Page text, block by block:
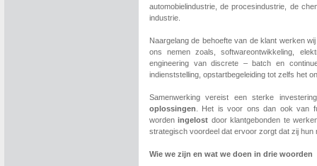
automobielindustrie,
de procesindustrie, de
industrie.
Naargelang de behoefte van de klant werken
ons nemen zoals, softwareontwikkeling,
engineering van discrete – batch en
indienststelling, opstartbegeleiding tot zelfs het
Samenwerking vereist een sterke
oplossingen . Het is voor ons dan ook van
wordeningelost door klantgebonden te
strategisch voordeel dat ervoor zorgt dat zij
Wie we zijn en wat we doen in drie woorden